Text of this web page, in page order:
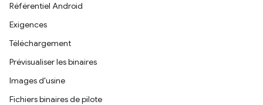
Référentiel Android
Exigences
Téléchargement
Prévisualiser les binaires
Images d'usine
Fichiers binaires de pilote